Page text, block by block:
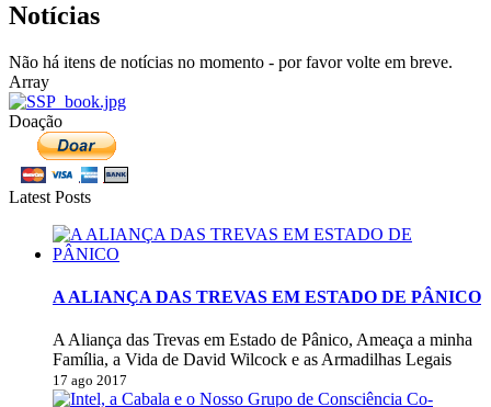
Notícias
Não há itens de notícias no momento - por favor volte em breve.
Array
Doação
Latest Posts
A ALIANÇA DAS TREVAS EM ESTADO DE PÂNICO
A Aliança das Trevas em Estado de Pânico, Ameaça a minha
Família, a Vida de David Wilcock e as Armadilhas Legais
17 ago 2017